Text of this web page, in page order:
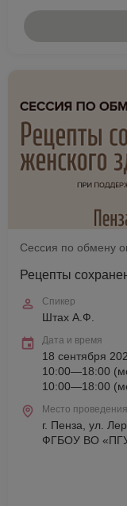
Рецепты
Спикер
Штах А.Ф.
Дата и время
18 сентября
10:00—18:00
10:00—18:00
Место проведения
г. Пенза, ул.
ФГБОУ ВО